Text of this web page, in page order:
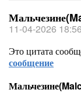
11-04-2026 18:56
Это цитата
сообщение